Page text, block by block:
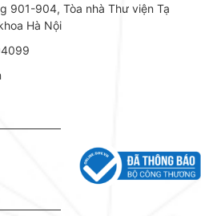
lý. Các
901-904, Tòa nhà Thư viện Tạ
Hà Nội